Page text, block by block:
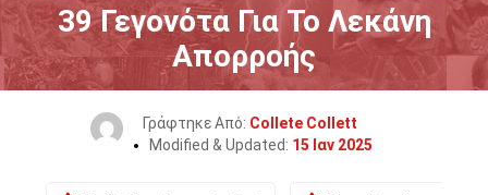
39 Γεγονότα Για Το Λεκάνη
Απορροής
Γράφτηκε Από: Collete Collett
Modified & Updated: 15 Ιαν 2025